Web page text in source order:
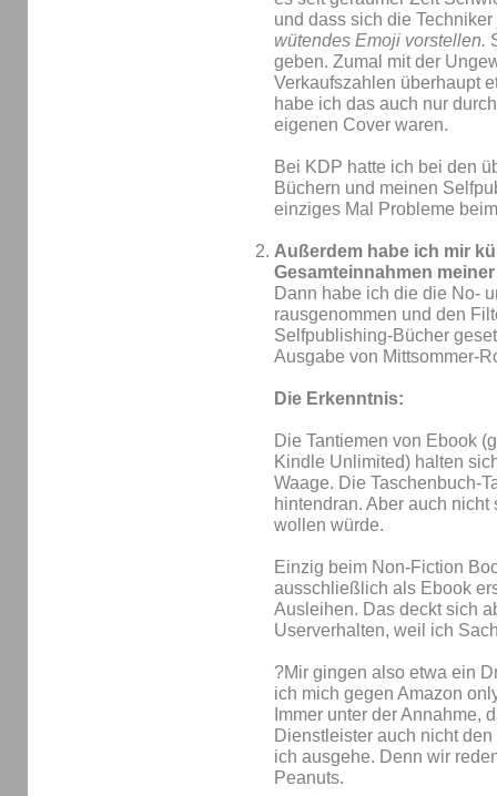
und dass sich die
wütendes Emoji vorstellen.
geben. Zumal mit der
Verkaufszahlen überhaupt
habe ich das auch nur
eigenen Cover waren.
Bei KDP hatte ich bei den
Büchern und meinen
einziges Mal Probleme
Außerdem habe ich mir
Gesamteinnahmen
Dann habe ich die die No-
rausgenommen und den
Selfpublishing-Bücher
Ausgabe von Mittsommer-
Die Erkenntnis:
Die Tantiemen von Ebook
Kindle Unlimited) halten
Waage. Die Taschenbuch-
hintendran. Aber auch
wollen würde.
Einzig beim Non-Fiction
ausschließlich als Ebook
Ausleihen. Das deckt sich
Userverhalten, weil ich
?Mir gingen also etwa ein
ich mich gegen Amazon
Immer unter der Annahme,
Dienstleister auch nicht
ich ausgehe. Denn wir
Peanuts.